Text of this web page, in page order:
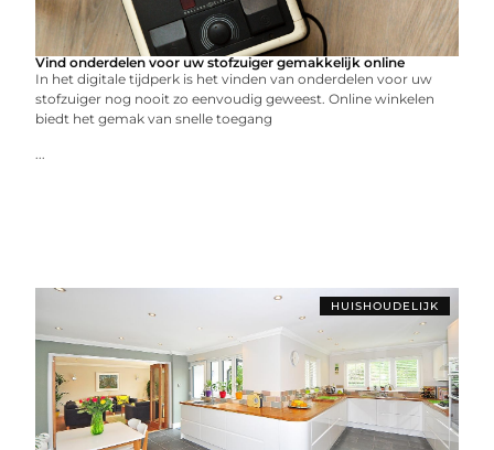
Vind onderdelen voor uw stofzuiger gemakkelijk online
In het digitale tijdperk is het vinden van onderdelen voor uw
stofzuiger nog nooit zo eenvoudig geweest. Online winkelen
biedt het gemak van snelle toegang
...
HUISHOUDELIJK